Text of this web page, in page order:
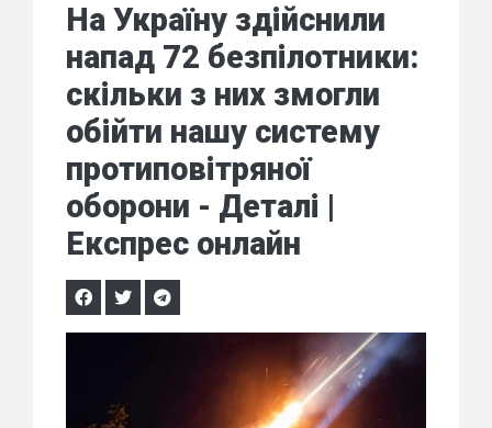
На Україну здійснили
напад 72 безпілотники:
скільки з них змогли
обійти нашу систему
протиповітряної
оборони - Деталі |
Експрес онлайн